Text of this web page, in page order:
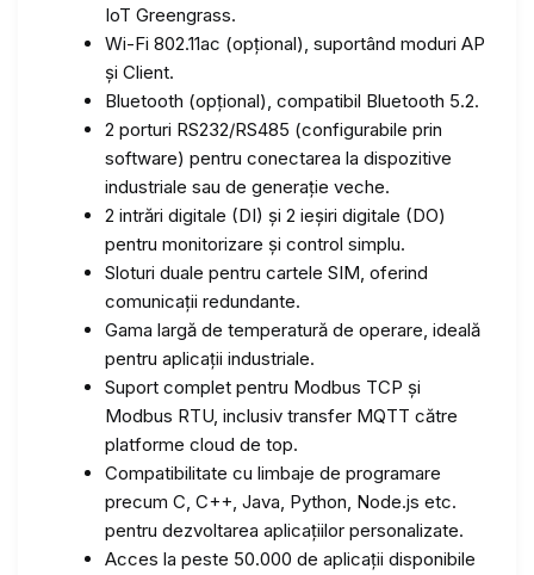
IoT Greengrass.
Wi-Fi 802.11ac (opțional), suportând moduri AP
și Client.
Bluetooth (opțional), compatibil Bluetooth 5.2.
2 porturi RS232/RS485 (configurabile prin
software) pentru conectarea la dispozitive
industriale sau de generație veche.
2 intrări digitale (DI) și 2 ieșiri digitale (DO)
pentru monitorizare și control simplu.
Sloturi duale pentru cartele SIM, oferind
comunicații redundante.
Gama largă de temperatură de operare, ideală
pentru aplicații industriale.
Suport complet pentru Modbus TCP și
Modbus RTU, inclusiv transfer MQTT către
platforme cloud de top.
Compatibilitate cu limbaje de programare
precum C, C++, Java, Python, Node.js etc.
pentru dezvoltarea aplicațiilor personalizate.
Acces la peste 50.000 de aplicații disponibile